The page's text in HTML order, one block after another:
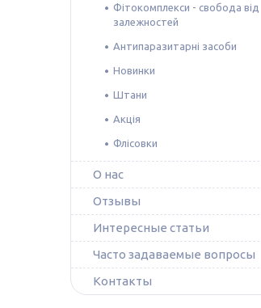
Фітокомплекси - свобода від
залежностей
Антипаразитарні засоби
Новинки
Штани
Акція
Флісовки
О нас
Отзывы
Интересные статьи
Часто задаваемые вопросы
Контакты